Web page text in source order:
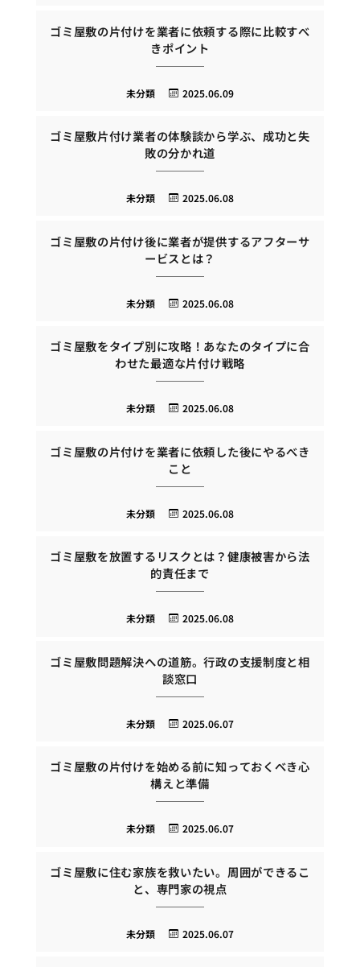
ゴミ屋敷の片付けを業者に依頼する際に比較すべ
きポイント
2025.06.09
未分類
ゴミ屋敷片付け業者の体験談から学ぶ、成功と失
敗の分かれ道
2025.06.08
未分類
ゴミ屋敷の片付け後に業者が提供するアフターサ
ービスとは？
2025.06.08
未分類
ゴミ屋敷をタイプ別に攻略！あなたのタイプに合
わせた最適な片付け戦略
2025.06.08
未分類
ゴミ屋敷の片付けを業者に依頼した後にやるべき
こと
2025.06.08
未分類
ゴミ屋敷を放置するリスクとは？健康被害から法
的責任まで
2025.06.08
未分類
ゴミ屋敷問題解決への道筋。行政の支援制度と相
談窓口
2025.06.07
未分類
ゴミ屋敷の片付けを始める前に知っておくべき心
構えと準備
2025.06.07
未分類
ゴミ屋敷に住む家族を救いたい。周囲ができるこ
と、専門家の視点
2025.06.07
未分類